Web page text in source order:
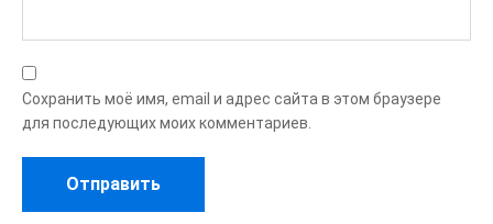
Сохранить моё имя, email и адрес сайта в этом браузере
для последующих моих комментариев.